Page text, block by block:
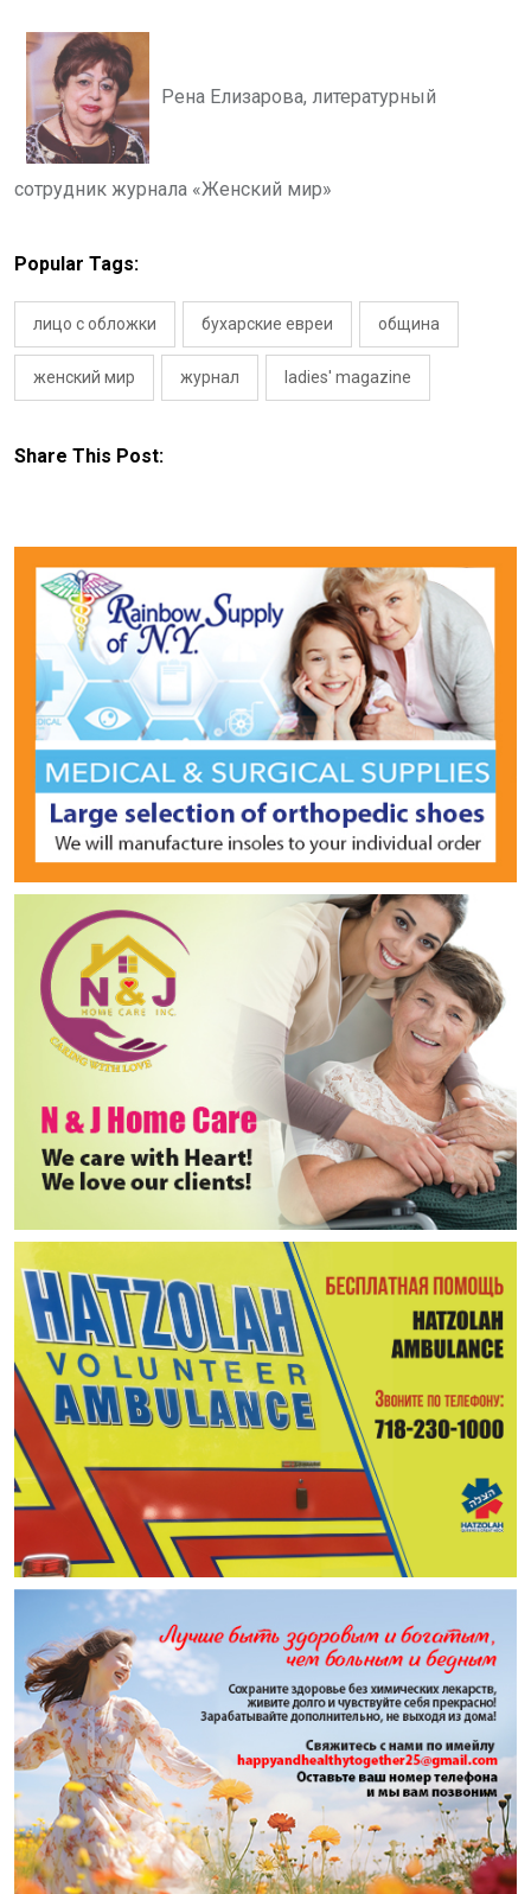
Рена Елизарова, литературный
сотрудник журнала «Женский мир»
Popular Tags:
лицо с обложки бухарские евреи община
женский мир журнал ladies' magazine
Share This Post: